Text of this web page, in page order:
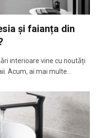
și faianța din
interioare vine cu noutǎți
Acum, ai mai multe…